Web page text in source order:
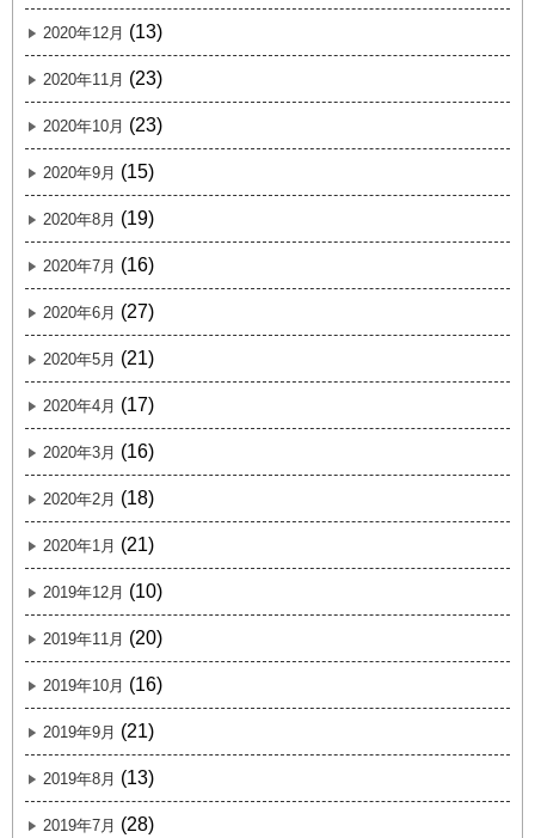
2020年12月 (13)
2020年11月 (23)
2020年10月 (23)
2020年9月 (15)
2020年8月 (19)
2020年7月 (16)
2020年6月 (27)
2020年5月 (21)
2020年4月 (17)
2020年3月 (16)
2020年2月 (18)
2020年1月 (21)
2019年12月 (10)
2019年11月 (20)
2019年10月 (16)
2019年9月 (21)
2019年8月 (13)
2019年7月 (28)